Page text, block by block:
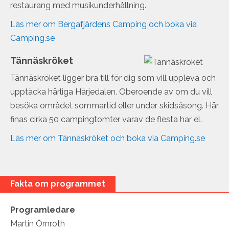
restaurang med musikunderhållning.
Läs mer om Bergafjärdens Camping och boka via
Camping.se
Tännäskröket
Tännäskröket ligger bra till för dig som vill uppleva och
upptäcka härliga Härjedalen. Oberoende av om du vill
besöka området sommartid eller under skidsäsong. Här
finas cirka 50 campingtomter varav de flesta har el.
Läs mer om Tännäskröket och boka via Camping.se
Fakta om programmet
Programledare
Martin Örnroth